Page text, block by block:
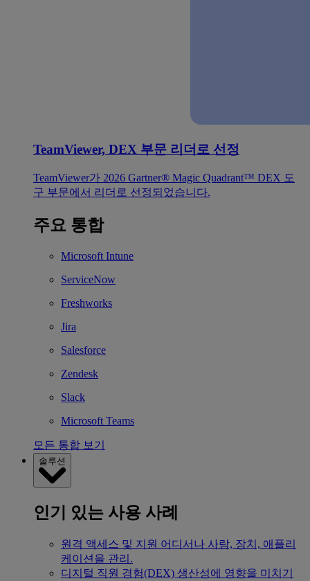
TeamViewer, DEX 부문 리더로 선정
TeamViewer가 2026 Gartner® Magic Quadrant™ DEX 도
구 부문에서 리더로 선정되었습니다.
주요 통합
Microsoft Intune
ServiceNow
Freshworks
Jira
Salesforce
Zendesk
Slack
Microsoft Teams
모든 통합 보기
솔루션
인기 있는 사용 사례
원격 액세스 및 지원 어디서나 사람, 장치, 애플리
케이션을 관리.
디지털 직원 경험(DEX) 생산성에 영향을 미치기